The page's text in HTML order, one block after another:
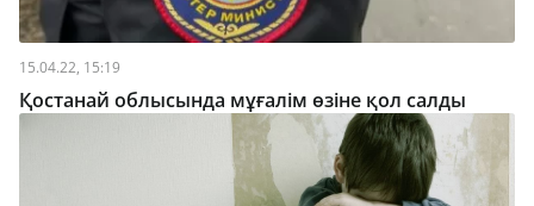
15.04.22, 15:19
Қостанай облысында мұғалім өзіне қол салды